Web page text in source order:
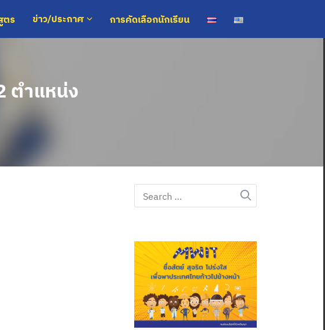
ตร ข่าว/ประกาศ การคัดเลือกนักเรียน
ตำแหน่ง
Search
for: